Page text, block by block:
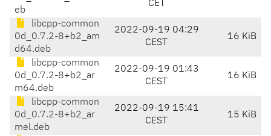
eb
CET
libcpp-common
0d_0.7.2-8+b2_am
d64.deb
2022-09-19 04:29
CEST
16 KiB
libcpp-common
0d_0.7.2-8+b2_ar
m64.deb
2022-09-19 01:43
CEST
16 KiB
libcpp-common
0d_0.7.2-8+b2_ar
mel.deb
2022-09-19 15:41
CEST
15 KiB